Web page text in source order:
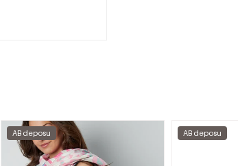
AB deposu AB deposu